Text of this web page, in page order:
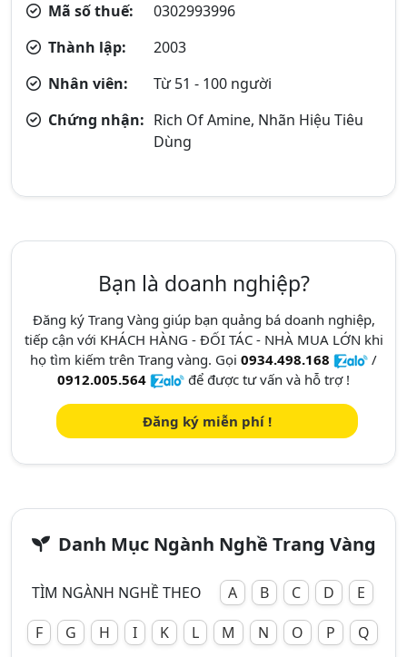
Mã số thuế:
0302993996
Thành lập:
2003
Nhân viên:
Từ 51 - 100 người
Chứng nhận: Rich Of Amine, Nhãn Hiệu Tiêu
Dùng
Bạn là doanh nghiệp?
Đăng ký Trang Vàng giúp bạn quảng bá doanh nghiệp,
tiếp cận với KHÁCH HÀNG - ĐỐI TÁC - NHÀ MUA LỚN khi
họ tìm kiếm trên Trang vàng. Gọi 0934.498.168
/
0912.005.564
để được tư vấn và hỗ trợ !
Đăng ký miễn phí !
Danh Mục Ngành Nghề Trang Vàng
TÌM NGÀNH NGHỀ THEO A B C D
E
F
G H I K L M N O P Q